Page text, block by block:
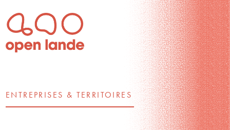
ENTREPRISES & TERRITOIRES